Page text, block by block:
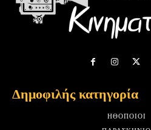
Δημοφιλής κατηγορία
HΘΟΠΟΙΟΊ